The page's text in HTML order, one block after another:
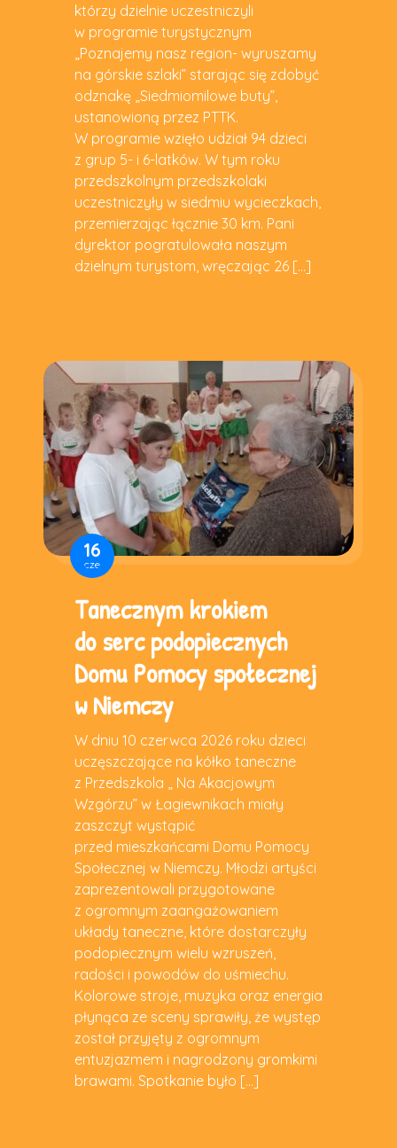
którzy dzielnie uczestniczyli
w programie turystycznym
„Poznajemy nasz region- wyruszamy
na górskie szlaki” starając się zdobyć
odznakę „Siedmiomilowe buty”,
ustanowioną przez PTTK.
W programie wzięło udział 94 dzieci
z grup 5- i 6-latków. W tym roku
przedszkolnym przedszkolaki
uczestniczyły w siedmiu wycieczkach,
przemierzając łącznie 30 km. Pani
dyrektor pogratulowała naszym
dzielnym turystom, wręczając 26 […]
16
cze
Tanecznym krokiem
do serc podopiecznych
Domu Pomocy społecznej
w Niemczy
W dniu 10 czerwca 2026 roku dzieci
uczęszczające na kółko taneczne
z Przedszkola „ Na Akacjowym
Wzgórzu” w Łagiewnikach miały
zaszczyt wystąpić
przed mieszkańcami Domu Pomocy
Społecznej w Niemczy. Młodzi artyści
zaprezentowali przygotowane
z ogromnym zaangażowaniem
układy taneczne, które dostarczyły
podopiecznym wielu wzruszeń,
radości i powodów do uśmiechu.
Kolorowe stroje, muzyka oraz energia
płynąca ze sceny sprawiły, że występ
został przyjęty z ogromnym
entuzjazmem i nagrodzony gromkimi
brawami. Spotkanie było […]